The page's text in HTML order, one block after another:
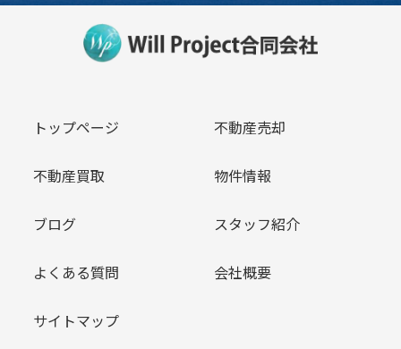
トップページ 不動産売却
不動産買取 物件情報
ブログ スタッフ紹介
よくある質問 会社概要
サイトマップ